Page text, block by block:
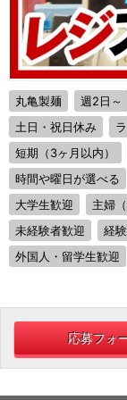
丸亀製麺 週2日～
土日・祝日休み
短期（3ヶ月以内）
時間や曜日が選べる
大学生歓迎
主婦
未経験者歓迎
経
外国人・留学生歓迎
応募フォ